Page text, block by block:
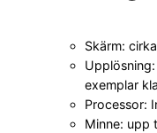
Skärm:
exemplar
Processor:
Minne: upp